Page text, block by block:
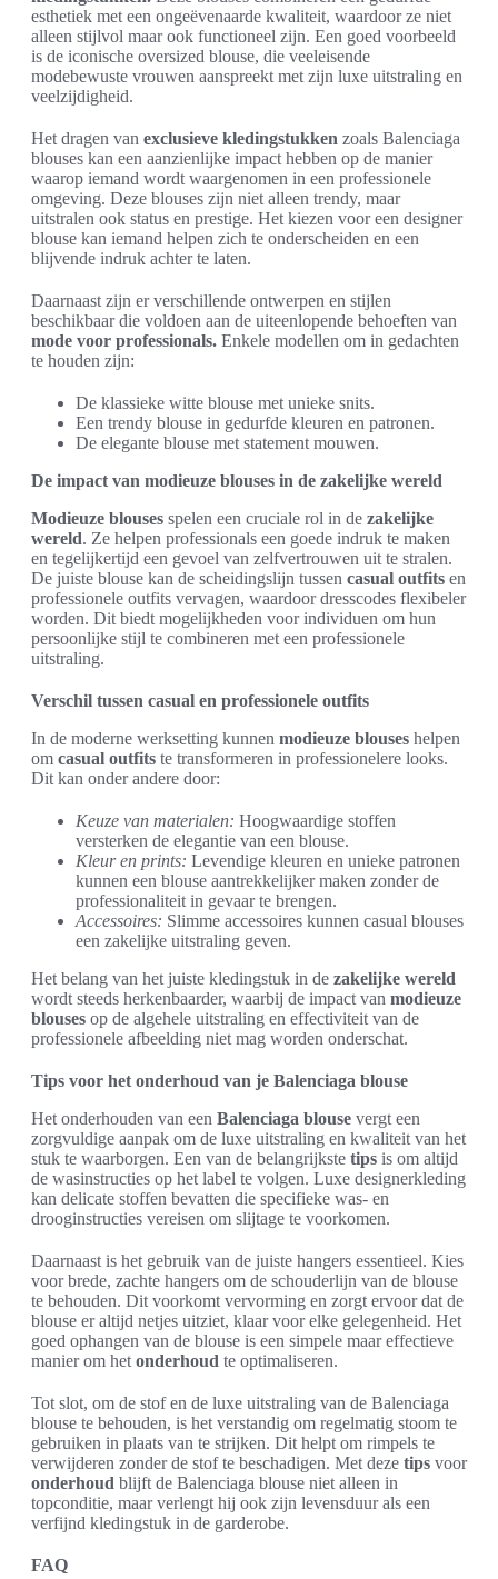
esthetiek met een ongeëvenaarde kwaliteit, waardoor ze niet
alleen stijlvol maar ook functioneel zijn. Een goed voorbeeld
is de iconische oversized blouse, die veeleisende
modebewuste vrouwen aanspreekt met zijn luxe uitstraling en
veelzijdigheid.
Het dragen van exclusieve kledingstukken zoals Balenciaga
blouses kan een aanzienlijke impact hebben op de manier
waarop iemand wordt waargenomen in een professionele
omgeving. Deze blouses zijn niet alleen trendy, maar
uitstralen ook status en prestige. Het kiezen voor een designer
blouse kan iemand helpen zich te onderscheiden en een
blijvende indruk achter te laten.
Daarnaast zijn er verschillende ontwerpen en stijlen
beschikbaar die voldoen aan de uiteenlopende behoeften van
mode voor professionals. Enkele modellen om in gedachten
te houden zijn:
De klassieke witte blouse met unieke snits.
Een trendy blouse in gedurfde kleuren en patronen.
De elegante blouse met statement mouwen.
De impact van modieuze blouses in de zakelijke wereld
Modieuze blouses spelen een cruciale rol in de zakelijke
wereld. Ze helpen professionals een goede indruk te maken
en tegelijkertijd een gevoel van zelfvertrouwen uit te stralen.
De juiste blouse kan de scheidingslijn tussen casual outfits en
professionele outfits vervagen, waardoor dresscodes flexibeler
worden. Dit biedt mogelijkheden voor individuen om hun
persoonlijke stijl te combineren met een professionele
uitstraling.
Verschil tussen casual en professionele outfits
In de moderne werksetting kunnen modieuze blouses helpen
om casual outfits te transformeren in professionelere looks.
Dit kan onder andere door:
Keuze van materialen: Hoogwaardige stoffen
versterken de elegantie van een blouse.
Kleur en prints: Levendige kleuren en unieke patronen
kunnen een blouse aantrekkelijker maken zonder de
professionaliteit in gevaar te brengen.
Accessoires: Slimme accessoires kunnen casual blouses
een zakelijke uitstraling geven.
Het belang van het juiste kledingstuk in de zakelijke wereld
wordt steeds herkenbaarder, waarbij de impact van modieuze
blouses op de algehele uitstraling en effectiviteit van de
professionele afbeelding niet mag worden onderschat.
Tips voor het onderhoud van je Balenciaga blouse
Het onderhouden van een Balenciaga blouse vergt een
zorgvuldige aanpak om de luxe uitstraling en kwaliteit van het
stuk te waarborgen. Een van de belangrijkste tips is om altijd
de wasinstructies op het label te volgen. Luxe designerkleding
kan delicate stoffen bevatten die specifieke was- en
drooginstructies vereisen om slijtage te voorkomen.
Daarnaast is het gebruik van de juiste hangers essentieel. Kies
voor brede, zachte hangers om de schouderlijn van de blouse
te behouden. Dit voorkomt vervorming en zorgt ervoor dat de
blouse er altijd netjes uitziet, klaar voor elke gelegenheid. Het
goed ophangen van de blouse is een simpele maar effectieve
manier om het onderhoud te optimaliseren.
Tot slot, om de stof en de luxe uitstraling van de Balenciaga
blouse te behouden, is het verstandig om regelmatig stoom te
gebruiken in plaats van te strijken. Dit helpt om rimpels te
verwijderen zonder de stof te beschadigen. Met deze tips voor
onderhoud blijft de Balenciaga blouse niet alleen in
topconditie, maar verlengt hij ook zijn levensduur als een
verfijnd kledingstuk in de garderobe.
FAQ